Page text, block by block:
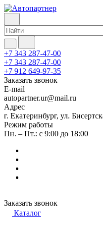
+7 343 287-47-00
+7 343 287-47-00
+7 912 649-97-35
Заказать звонок
E-mail
autopartner.ur@mail.ru
Адрес
г. Екатеринбург, ул.
Режим работы
Пн. – Пт.: с 9:00 до 18:00
Заказать звонок
Каталог